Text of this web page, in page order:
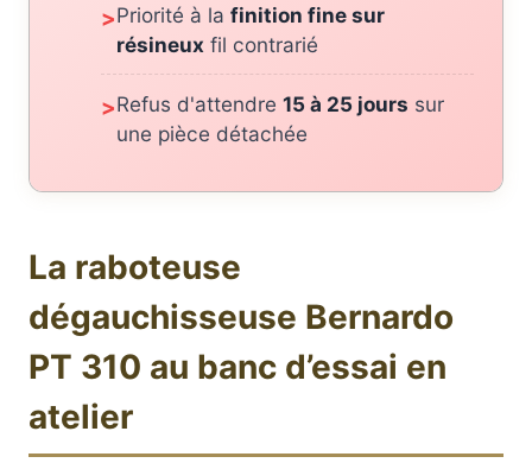
>Priorité à la finition fine sur
résineux fil contrarié
>Refus d'attendre 15 à 25 jours sur
une pièce détachée
La raboteuse
dégauchisseuse Bernardo
PT 310 au banc d’essai en
atelier